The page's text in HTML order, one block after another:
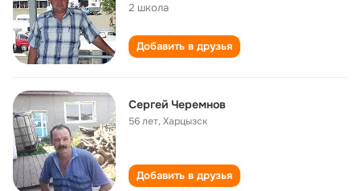
2 школа
Добавить в друзья
Сергей Черемнов
56 лет,Харцызск
Добавить в друзья